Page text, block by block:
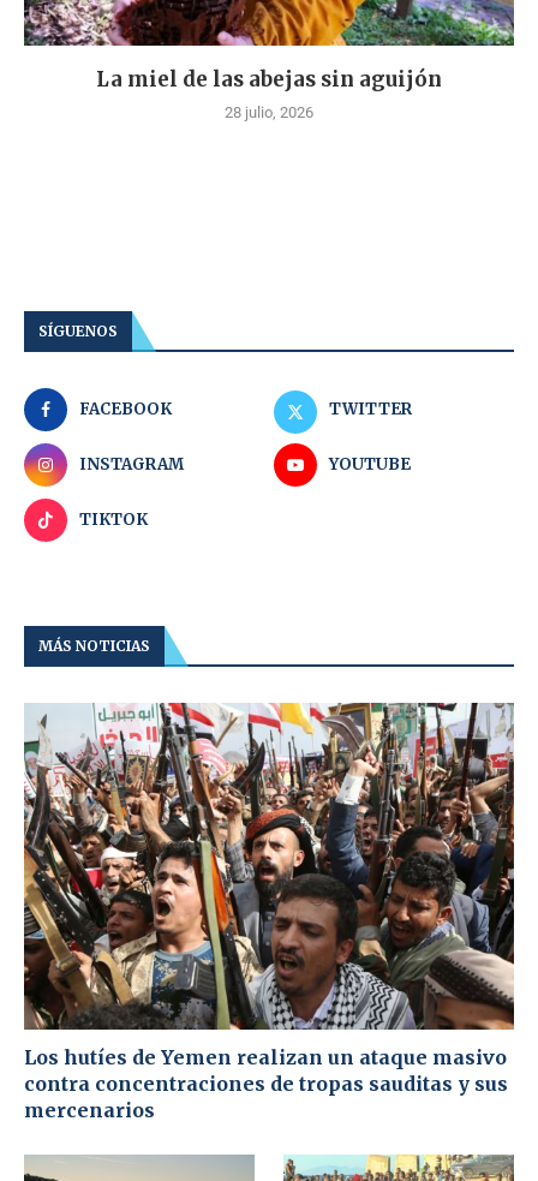
La miel de las abejas sin aguijón
28 julio, 2026
SÍGUENOS
FACEBOOK TWITTER
INSTAGRAM YOUTUBE
TIKTOK
MÁS NOTICIAS
Los hutíes de Yemen realizan un ataque masivo
contra concentraciones de tropas sauditas y sus
mercenarios